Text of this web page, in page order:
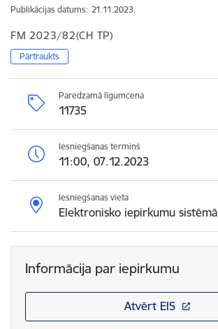
Publikācijas datums: 21.11.2023.
FM 2023/82(CH TP)
Pārtraukts
Paredzamā līgumcena
11735
Iesniegšanas termiņš
11:00, 07.12.2023
Iesniegšanas vieta
Elektronisko iepirkumu sistēmā
Informācija par iepirkumu
Atvērt EIS